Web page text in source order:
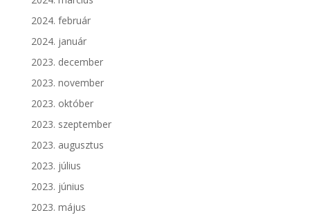
2024. február
2024. január
2023. december
2023. november
2023. október
2023. szeptember
2023. augusztus
2023. július
2023. június
2023. május